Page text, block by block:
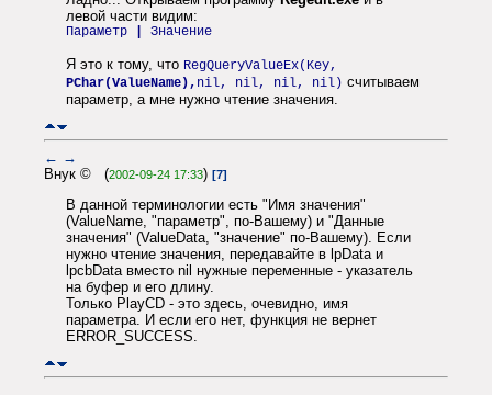
левой части видим:
Параметр Значение
Я это к тому, что RegQueryValueEx(Key,
PChar(ValueName), nil, nil, nil, nil) считываем
параметр, а мне нужно чтение значения.
← →
Внук © (2002-09-24 17:33) [7]
В данной терминологии есть "Имя значения"
(ValueName, "параметр", по-Вашему) и "Данные
значения" (ValueData, "значение" по-Вашему). Если
нужно чтение значения, передавайте в lpData и
lpcbData вместо nil нужные переменные - указатель
на буфер и его длину.
Только PlayCD - это здесь, очевидно, имя
параметра. И если его нет, функция не вернет
ERROR_SUCCESS.